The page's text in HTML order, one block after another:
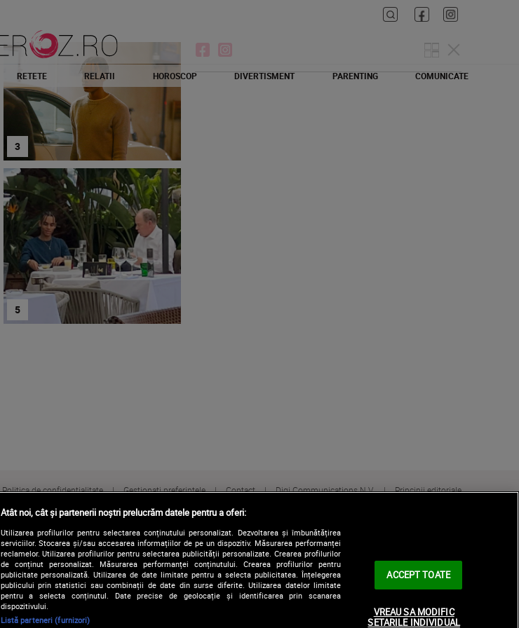
RETETE RELATII HOROSCOP DIVERTISMENT PARENTING COMUNICATE
Politica de confidențialitate Gestionați preferințele Contact Digi Communications N.V. Principii editoriale
Atât noi, cât și partenerii noștri prelucrăm datele pentru a oferi:
Utilizarea profilurilor pentru selectarea conținutului personalizat. Dezvoltarea și îmbunătățirea
serviciilor. Stocarea și/sau accesarea informațiilor de pe un dispozitiv. Măsurarea performanței
reclamelor. Utilizarea profilurilor pentru selectarea publicității personalizate. Crearea profilurilor
de conținut personalizat. Măsurarea performanței conținutului. Crearea profilurilor pentru
publicitate personalizată. Utilizarea de date limitate pentru a selecta publicitatea. Înțelegerea
publicului prin statistici sau combinații de date din surse diferite. Utilizarea datelor limitate
pentru a selecta conținutul. Date precise de geolocație și identificarea prin scanarea
dispozitivului.
Listă parteneri (furnizori)
ACCEPT TOATE
VREAU SA MODIFIC
SETARILE INDIVIDUAL